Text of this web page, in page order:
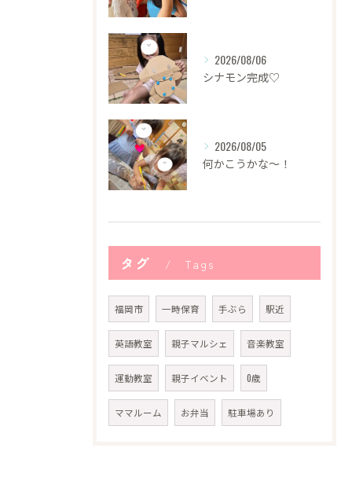
2026/08/06
シナモン完成♡
2026/08/05
何かこうかな〜！
タグ Tags
福岡市 一時保育 手ぶら 駅近
英語教室 親子マルシェ 音楽教室
運動教室 親子イベント 0歳
ママルーム お弁当 駐車場あり